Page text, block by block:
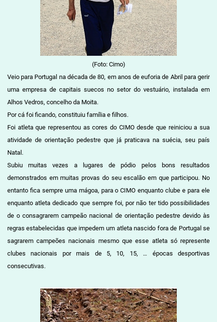
(Foto: Cimo)
Veio para Portugal na década de 80, em anos de euforia de Abril para gerir
uma empresa de capitais suecos no setor do vestuário, instalada em
Alhos Vedros, concelho da Moita.
Por cá foi ficando, constituiu família e filhos.
Foi atleta que representou as cores do CIMO desde que reiniciou a sua
atividade de orientação pedestre que já praticava na suécia, seu país
Natal.
Subiu muitas vezes a lugares de pódio pelos bons resultados
demonstrados em muitas provas do seu escalão em que participou. No
entanto fica sempre uma mágoa, para o CIMO enquanto clube e para ele
enquanto atleta dedicado que sempre foi, por não ter tido possibilidades
de o consagrarem campeão nacional de orientação pedestre devido às
regras estabelecidas que impedem um atleta nascido fora de Portugal se
sagrarem campeões nacionais mesmo que esse atleta só represente
clubes nacionais por mais de 5, 10, 15, … épocas desportivas
consecutivas.